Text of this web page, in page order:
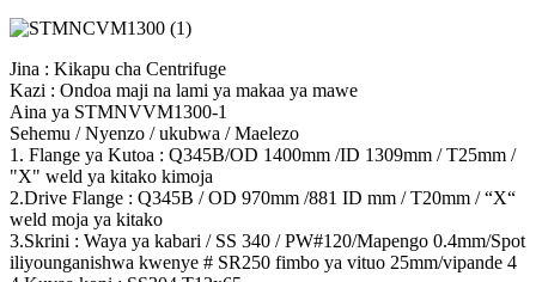
Jina : Kikapu cha Centrifuge
Kazi : Ondoa maji na lami ya makaa ya mawe
Aina ya STMNVVM1300-1
Sehemu / Nyenzo / ukubwa / Maelezo
1. Flange ya Kutoa : Q345B/OD 1400mm /ID 1309mm / T25mm /
"X" weld ya kitako kimoja
2.Drive Flange : Q345B / OD 970mm /881 ID mm / T20mm / “X“
weld moja ya kitako
3.Skrini : Waya ya kabari / SS 340 / PW#120/Mapengo 0.4mm/Spot
iliyounganishwa kwenye # SR250 fimbo ya vituo 25mm/vipande 4